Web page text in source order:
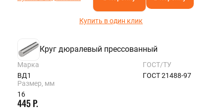
Купить в один клик
Круг дюралевый прессованный
Марка
ВД1
ГОСТ/ТУ
ГОСТ 21488-97
Размер, мм
16
445 Р.